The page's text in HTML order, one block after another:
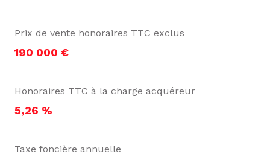
Prix de vente honoraires TTC exclus
190 000 €
Honoraires TTC à la charge acquéreur
5,26 %
Taxe foncière annuelle